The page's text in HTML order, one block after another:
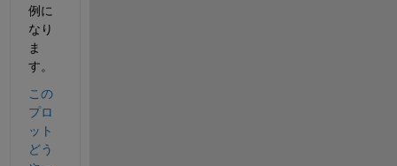
例に
なり
ま
す。
この
プロ
ット
どう